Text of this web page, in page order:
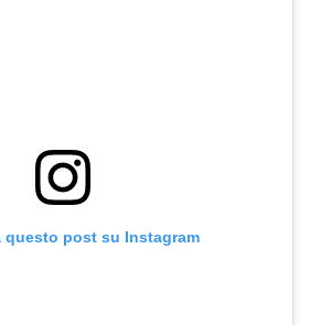
questo post su Instagram